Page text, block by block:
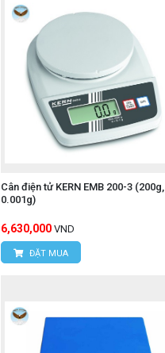
Cân điện tử KERN EMB 200-3 (200g,
0.001g)
6,630,000 VND
ĐẶT MUA